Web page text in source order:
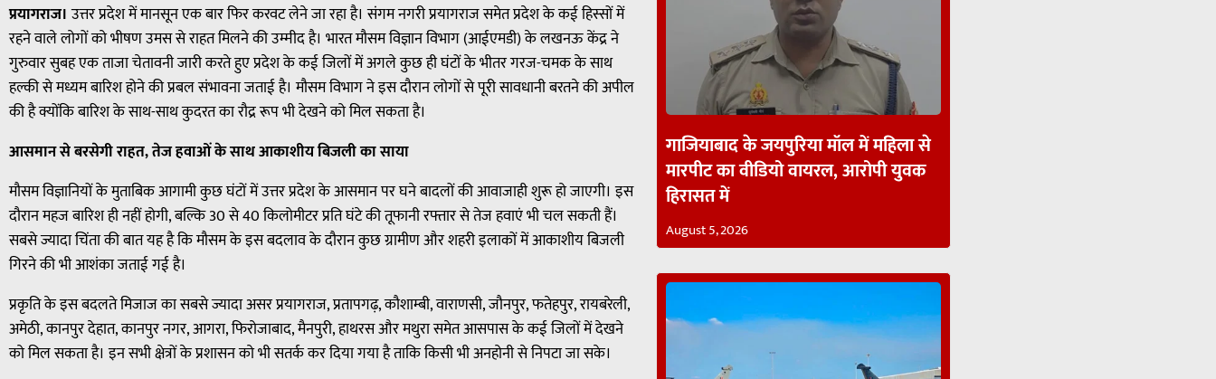
प्रयागराज।उत्तर प्रदेश में मानसून एक बार फिर करवट लेने जा रहा है। संगम नगरी प्रयागराज समेत प्रदेश के कई हिस्सों में
रहने वाले लोगों को भीषण उमस से राहत मिलने की उम्मीद है। भारत मौसम विज्ञान विभाग (आईएमडी) के लखनऊ केंद्र ने
गुरुवार सुबह एक ताजा चेतावनी जारी करते हुए प्रदेश के कई जिलों में अगले कुछ ही घंटों के भीतर गरज-चमक के साथ
हल्की से मध्यम बारिश होने की प्रबल संभावना जताई है। मौसम विभाग ने इस दौरान लोगों से पूरी सावधानी बरतने की अपील
की है क्योंकि बारिश के साथ-साथ कुदरत का रौद्र रूप भी देखने को मिल सकता है।
आसमान से बरसेगी राहत, तेज हवाओं के साथ आकाशीय बिजली का साया
मौसम विज्ञानियों के मुताबिक आगामी कुछ घंटों में उत्तर प्रदेश के आसमान पर घने बादलों की आवाजाही शुरू हो जाएगी। इस
दौरान महज बारिश ही नहीं होगी, बल्कि 30 से 40 किलोमीटर प्रति घंटे की तूफानी रफ्तार से तेज हवाएं भी चल सकती हैं।
सबसे ज्यादा चिंता की बात यह है कि मौसम के इस बदलाव के दौरान कुछ ग्रामीण और शहरी इलाकों में आकाशीय बिजली
गिरने की भी आशंका जताई गई है।
प्रकृति के इस बदलते मिजाज का सबसे ज्यादा असर प्रयागराज, प्रतापगढ़, कौशाम्बी, वाराणसी, जौनपुर, फतेहपुर, रायबरेली,
अमेठी, कानपुर देहात, कानपुर नगर, आगरा, फिरोजाबाद, मैनपुरी, हाथरस और मथुरा समेत आसपास के कई जिलों में देखने
को मिल सकता है। इन सभी क्षेत्रों के प्रशासन को भी सतर्क कर दिया गया है ताकि किसी भी अनहोनी से निपटा जा सके।
गाजियाबाद के जयपुरिया मॉल में महिला से
मारपीट का वीडियो वायरल, आरोपी युवक
हिरासत में
August 5, 2026